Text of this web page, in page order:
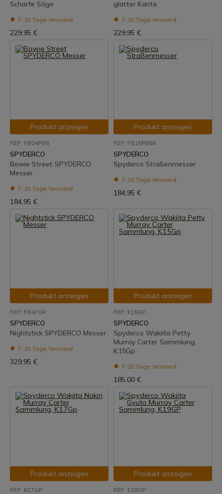
Scharfe Säge
7-15 Tage Versand
229,95 €
glatter Kante
7-15 Tage Versand
229,95 €
Produkt anzeigen
REF: FB04PBB
SPYDERCO
Bowie Street SPYDERCO
Messer
7-15 Tage Versand
184,95 €
Produkt anzeigen
REF: FB15PBBK
SPYDERCO
Spyderco Straßenmesser
7-15 Tage Versand
184,95 €
Produkt anzeigen
REF: FB47GP
SPYDERCO
Nightstick SPYDERCO Messer
7-15 Tage Versand
329,95 €
Produkt anzeigen
REF: K15GP
SPYDERCO
Spyderco Wakiita Petty
Murray Carter Sammlung,
K15Gp
7-15 Tage Versand
185,00 €
Produkt anzeigen
REF: K17GP
Produkt anzeigen
REF: K19GP